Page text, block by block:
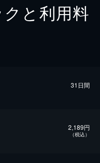
と利用料
31日間
2,189円
（税込）